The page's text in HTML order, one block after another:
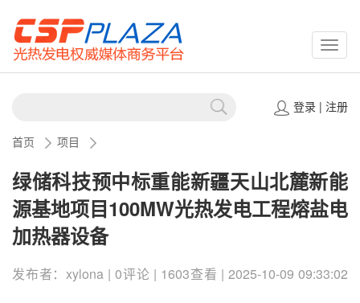
登录| 注册
首页 项目
绿储科技预中标重能新疆天山北麓新能
源基地项目100MW光热发电工程熔盐电
加热器设备
发布者：xylona | 0评论 | 1603查看 | 2025-10-09 09:33:02